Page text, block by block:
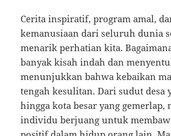
Cerita inspiratif, program amal,
kemanusiaan dari seluruh dunia
menarik perhatian kita.
banyak kisah indah dan
menunjukkan bahwa kebaikan
tengah kesulitan. Dari sudut desa
hingga kota besar yang gemerlap,
individu berjuang untuk